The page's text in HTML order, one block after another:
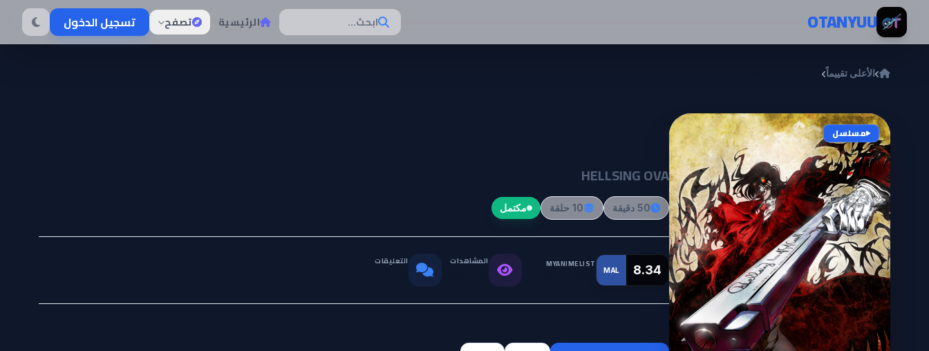
تخطي إلى المحتوىOTANYUU ابحث... الرئيسية تصفح تسجيل الدخول
الأعلى تقييماً
مسلسل
HELLSING OVA
50 دقيقة 10 حلقة مكتمل
MAL 8.34
MYANIMELIST المشاهدات التعليقات